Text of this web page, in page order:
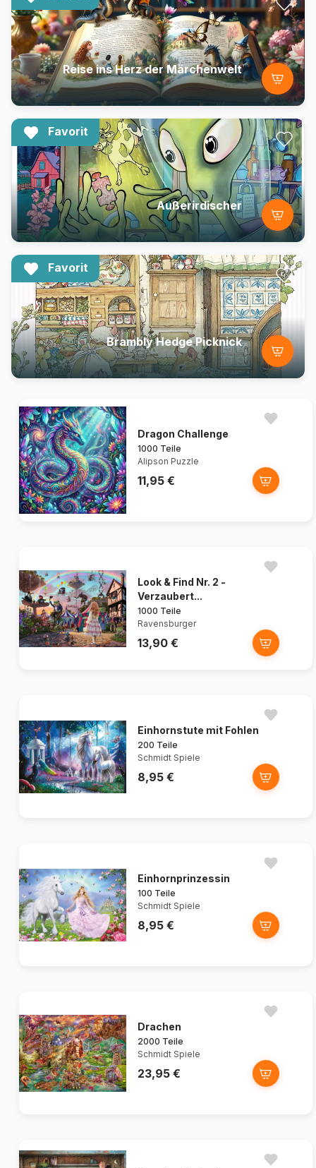
Reise ins Herz der Märchenwelt
Favorit
Außerirdischer
Favorit
Brambly Hedge Picknick
Dragon Challenge
1000 Teile
Alipson Puzzle
11,95 €
Look & Find Nr. 2 -
Verzaubert...
1000 Teile
Ravensburger
13,90 €
Einhornstute mit Fohlen
200 Teile
Schmidt Spiele
8,95 €
Einhornprinzessin
100 Teile
Schmidt Spiele
8,95 €
Drachen
2000 Teile
Schmidt Spiele
23,95 €